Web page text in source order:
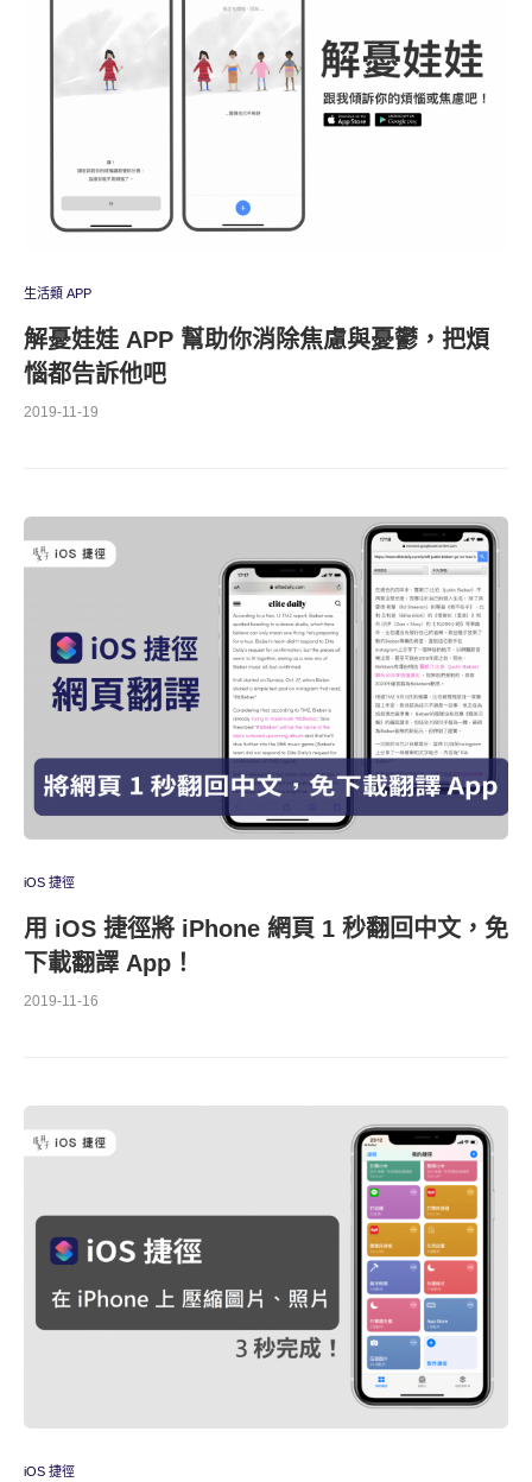
生活類 APP
解憂娃娃 APP 幫助你消除焦慮與憂鬱，把煩
惱都告訴他吧
2019-11-19
iOS 捷徑
用 iOS 捷徑將 iPhone 網頁 1 秒翻回中文，免
下載翻譯 App！
2019-11-16
iOS 捷徑